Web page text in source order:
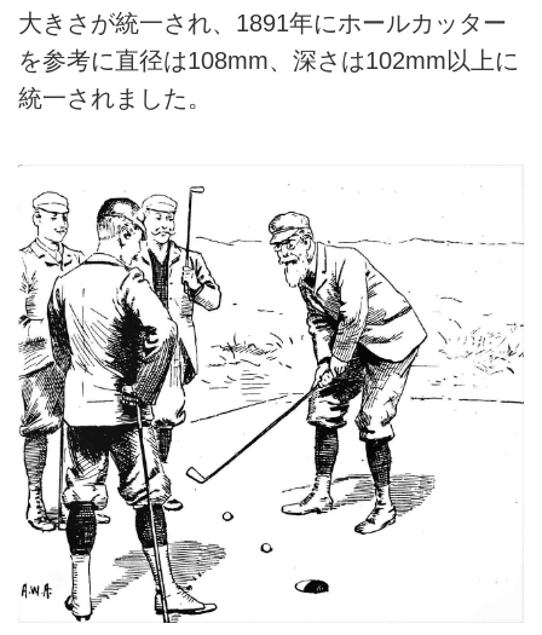
大きさが統一され、1891年にホールカッター
を参考に直径は108mm、深さは102mm以上に
統一されました。